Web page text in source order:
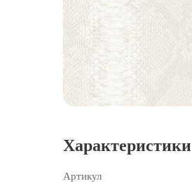
Характеристики
Артикул